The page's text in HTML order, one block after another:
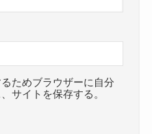
ためブラウザーに自分
サイトを保存する。